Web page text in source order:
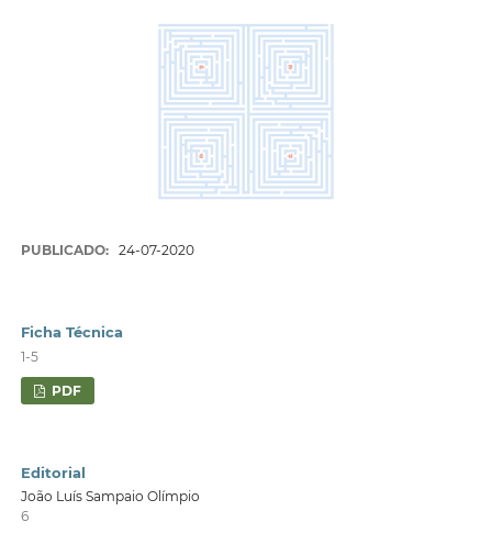
PUBLICADO: 24-07-2020
Ficha Técnica
1-5
PDF
Editorial
João Luís Sampaio Olímpio
6